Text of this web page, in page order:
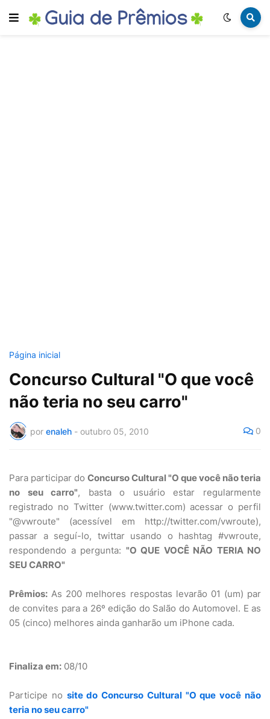
Página inicial
Concurso Cultural "O que você
não teria no seu carro"
por enaleh - outubro 05, 2010 0
Para participar do Concurso Cultural "O que você não teria
no seu carro", basta o usuário estar regularmente
registrado no Twitter (www.twitter.com) acessar o perfil
"@vwroute" (acessível em http://twitter.com/vwroute),
passar a seguí-lo, twittar usando o hashtag #vwroute,
respondendo a pergunta: "O QUE VOCÊ NÃO TERIA NO
SEU CARRO"
Prêmios: As 200 melhores respostas levarão 01 (um) par
de convites para a 26º edição do Salão do Automovel. E as
05 (cinco) melhores ainda ganharão um iPhone cada.
Finaliza em: 08/10
Participe no site do Concurso Cultural "O que você não
teria no seu carro"